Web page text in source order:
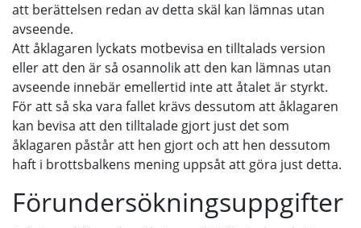
att berättelsen redan av detta skäl kan lämnas utan
avseende.
Att åklagaren lyckats motbevisa en tilltalads version
eller att den är så osannolik att den kan lämnas utan
avseende innebär emellertid inte att åtalet är styrkt.
För att så ska vara fallet krävs dessutom att åklagaren
kan bevisa att den tilltalade gjort just det som
åklagaren påstår att hen gjort och att hen dessutom
haft i brottsbalkens mening uppsåt att göra just detta.
Förundersökningsuppgifter